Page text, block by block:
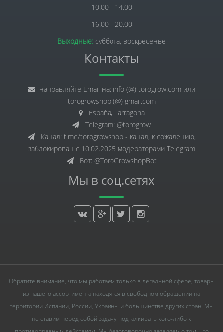
10.00 - 14.00
16.00 - 20.00
Выходные: суббота, воскресенье
Контакты
направляйте Email на: info (@) torogrow.com или
torogrowshop (@) gmail.com
España, Tarragona
Telegram: @torogrow
Канал: t.me/torogrowshop - канал, к сожалению,
заблокирован с 10.02.2025 модераторами Telegram
Бот: @ToroGrowshopBot
Мы в соц.сетях
Обратите внимание, что мы работаем только в легальной сфере, товары
из нашего ассортимента находятся в свободном обращении на
территории Испании, России, Украины и большинстве других стран. Мы
не ставим перед собой задачу подталкивать кого-либо к